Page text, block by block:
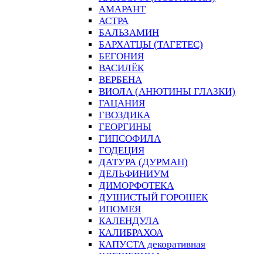
АМАРАНТ
АСТРА
БАЛЬЗАМИН
БАРХАТЦЫ (ТАГЕТЕС)
БЕГОНИЯ
ВАСИЛЁК
ВЕРБЕНА
ВИОЛА (АНЮТИНЫ ГЛАЗКИ)
ГАЦАНИЯ
ГВОЗДИКА
ГЕОРГИНЫ
ГИПСОФИЛА
ГОДЕЦИЯ
ДАТУРА (ДУРМАН)
ДЕЛЬФИНИУМ
ДИМОРФОТЕКА
ДУШИСТЫЙ ГОРОШЕК
ИПОМЕЯ
КАЛЕНДУЛА
КАЛИБРАХОА
КАПУСТА декоративная